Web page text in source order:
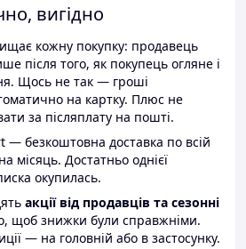
вигідно
кожну покупку: продавець
після того, як покупець огляне і
Щось не так — гроші
на картку. Плюс не
за післяплату на пошті.
— безкоштовна доставка по всій
місяць. Достатньо однієї
окупилась.
акції від продавців та сезонні
щоб знижки були справжніми.
— на головній або в застосунку.